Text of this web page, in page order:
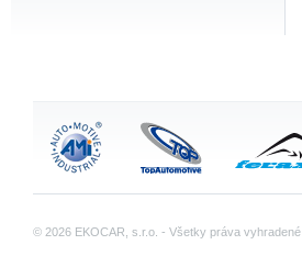
© 2026 EKOCAR, s.r.o. - Všetky práva vyhradené